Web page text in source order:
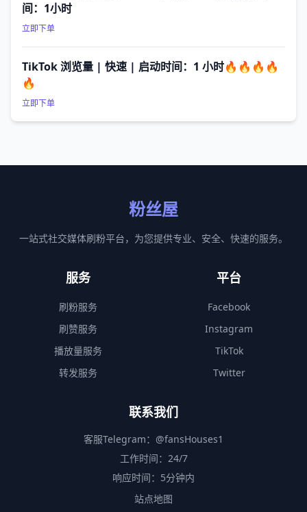
间：1小时
立即下单
TikTok 浏览量 | 快速 | 启动时间：1 小时🔥🔥🔥🔥
🔥
立即下单
粉丝屋
一站式社交媒体刷粉平台，为您提供专业、安全、快速的服务。
服务
刷粉服务
刷赞服务
播放量服务
转发服务
平台
Facebook
Instagram
TikTok
Twitter
联系我们
客服Telegram： @fansHouses1
工作时间：24/7
响应时间：5分钟内
站点地图